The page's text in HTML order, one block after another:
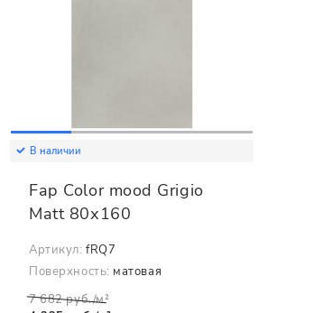
В наличии
Fap Color mood Grigio
Matt 80х160
Артикул: fRQ7
Поверхность: матовая
7 682 руб./м²